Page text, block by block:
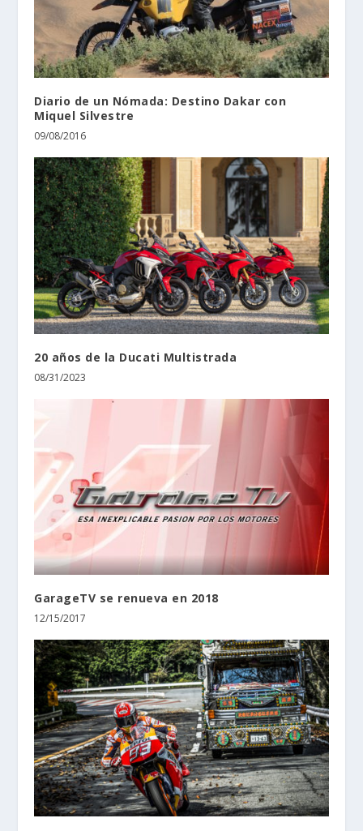
Diario de un Nómada: Destino Dakar con
Miquel Silvestre
09/08/2016
20 años de la Ducati Multistrada
08/31/2023
GarageTV se renueva en 2018
12/15/2017